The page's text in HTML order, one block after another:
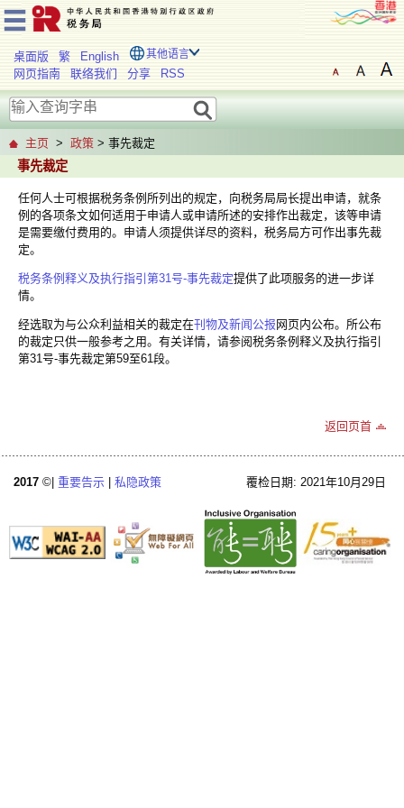
桌面版 繁 English 其他语言
网页指南 联络我们 分享 RSS
主页 > 政策 > 事先裁定
事先裁定
任何人士可根据税务条例所列出的规定，向税务局局长提出申请，就条
例的各项条文如何适用于申请人或申请所述的安排作出裁定，该等申请
是需要缴付费用的。申请人须提供详尽的资料，税务局方可作出事先裁
定。
税务条例释义及执行指引第31号-事先裁定提供了此项服务的进一步详
情。
经选取为与公众利益相关的裁定在刊物及新闻公报 网页内公布。所公布
的裁定只供一般参考之用。有关详情，请参阅税务条例释义及执行指引
第31号-事先裁定第59至61段。
返回页首
2017 ©| 重要告示 私隐政策 覆检日期: 2021年10月29日